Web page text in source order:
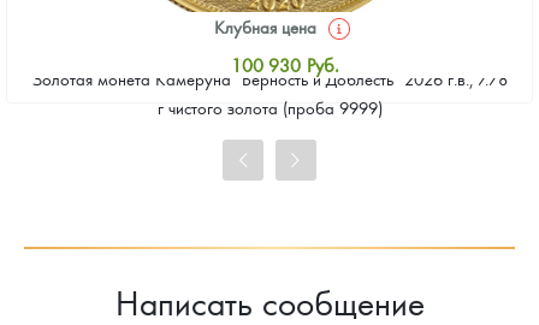
Золотая монета Камеруна "Верность и Доблесть" 2026 г.в., 7.78
г чистого золота (проба 9999)
Клубная цена
100 930 Руб.
Стандартная цена
Цена выкупа
Написать сообщение